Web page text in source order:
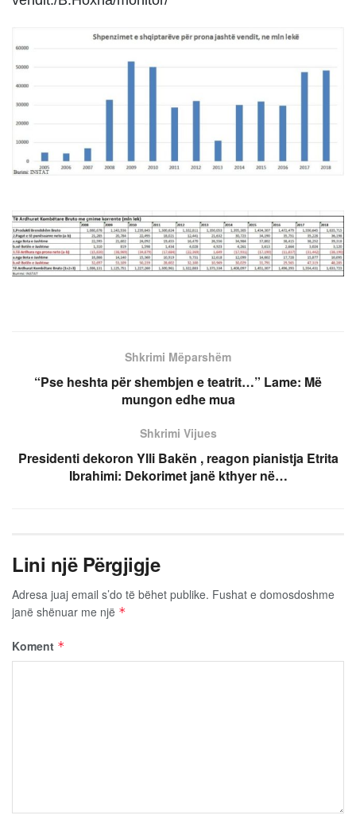
Shkrimi Mëparshëm
“Pse heshta për shembjen e teatrit…” Lame: Më
mungon edhe mua
Shkrimi Vijues
Presidenti dekoron Ylli Bakën , reagon pianistja Etrita
Ibrahimi: Dekorimet janë kthyer në…
Lini një Përgjigje
Adresa juaj email s’do të bëhet publike. Fushat e domosdoshme
janë shënuar me një *
Koment *